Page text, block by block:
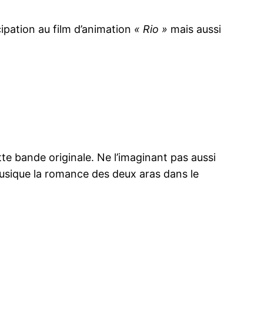
au film d’animation « Rio » mais aussi
bande originale. Ne l’imaginant pas aussi
la romance des deux aras dans le